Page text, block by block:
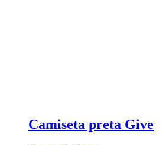
Camiseta preta Give